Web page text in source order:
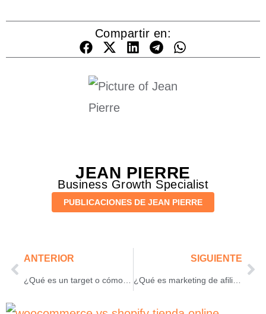
Compartir en:
JEAN PIERRE
Business Growth Specialist
PUBLICACIONES DE JEAN PIERRE
ANTERIOR SIGUIENTE
¿Qué es marketing de afiliados? La estrategia de intermediarios que innova en la red